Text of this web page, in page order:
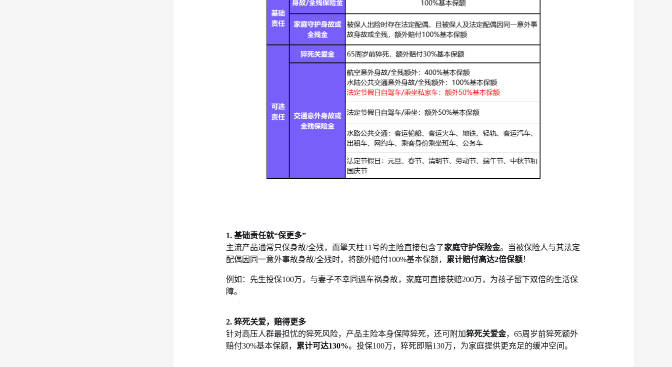
1. 基础责任就“保更多”
主流产品通常只保身故/全残，而擎天柱11号的主险直接包含了家庭守护保险金。当被保险人与其法定
配偶因同一意外事故身故/全残时，将额外赔付100%基本保额， 累计赔付高达2倍保额！
例如： 先生投保100万，与妻子不幸同遇车祸身故，家庭可直接获赔200万，为孩子留下双倍的生活保
障。
·
2. 猝死关爱，赔得更多
针对高压人群最担忧的猝死风险，产品主险本身保障猝死，还可附加猝死关爱金， 65周岁前猝死额外
赔付30%基本保额， 累计可达130%。投保100万，猝死即赔130万，为家庭提供更充足的缓冲空间。